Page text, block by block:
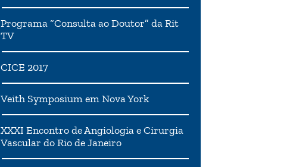
Programa “Consulta ao Doutor” da Rit
TV
CICE 2017
Veith Symposium em Nova York
XXXI Encontro de Angiologia e Cirurgia
Vascular do Rio de Janeiro